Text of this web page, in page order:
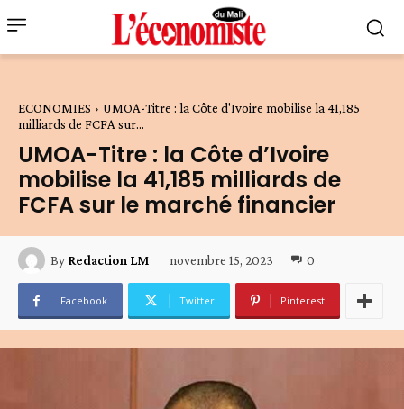
ECONOMIES
UMOA-Titre : la Côte d'Ivoire mobilise la 41,185
milliards de FCFA sur...
UMOA-Titre : la Côte d’Ivoire
mobilise la 41,185 milliards de
FCFA sur le marché financier
By Redaction LM novembre 15, 2023 0
Facebook Twitter Pinterest